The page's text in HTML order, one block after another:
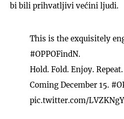
bi bili prihvatljivi većini ljudi.
This is the exquisitely
#OPPOFindN.
Hold. Fold. Enjoy. Repeat.
Coming December 15.
pic.twitter.com/